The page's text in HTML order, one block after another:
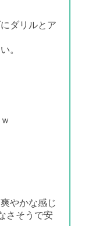
ダリルとア
。
やかな感じ
さそうで安